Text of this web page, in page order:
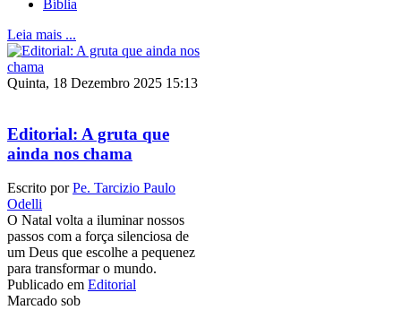
Bíblia
Leia mais ...
Quinta, 18 Dezembro 2025 15:13
Editorial: A gruta que
ainda nos chama
Escrito porPe. Tarcizio Paulo
Odelli
O Natal volta a iluminar nossos
passos com a força silenciosa de
um Deus que escolhe a pequenez
para transformar o mundo.
Publicado em Editorial
Marcado sob